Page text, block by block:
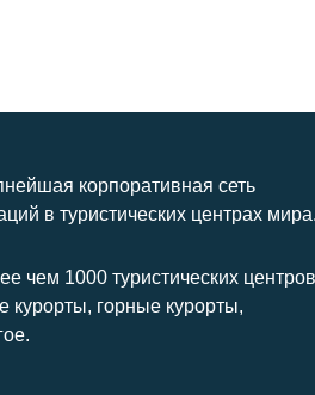
корпоративная сеть
в туристических центрах мира.
чем 1000 туристических
курорты, горные курорты,